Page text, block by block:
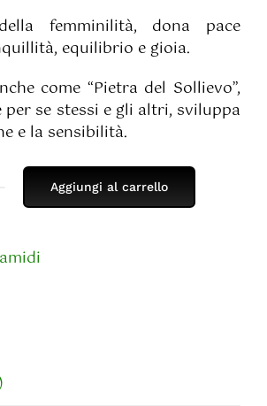
femminilità, dona pace
equilibrio e gioia.
come “Pietra del Sollievo”,
per se stessi e gli altri, sviluppa
e la sensibilità.
Aggiungi al carrello